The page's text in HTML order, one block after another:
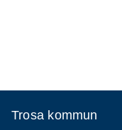
Trosa kommun